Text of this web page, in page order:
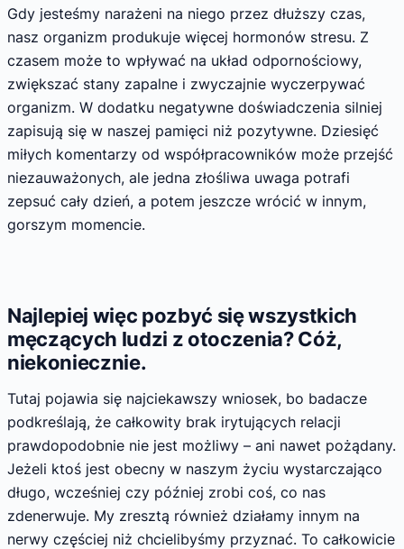
Gdy jesteśmy narażeni na niego przez dłuższy czas,
nasz organizm produkuje więcej hormonów stresu. Z
czasem może to wpływać na układ odpornościowy,
zwiększać stany zapalne i zwyczajnie wyczerpywać
organizm. W dodatku negatywne doświadczenia silniej
zapisują się w naszej pamięci niż pozytywne. Dziesięć
miłych komentarzy od współpracowników może przejść
niezauważonych, ale jedna złośliwa uwaga potrafi
zepsuć cały dzień, a potem jeszcze wrócić w innym,
gorszym momencie.
Najlepiej więc pozbyć się wszystkich
męczących ludzi z otoczenia? Cóż,
niekoniecznie.
Tutaj pojawia się najciekawszy wniosek, bo badacze
podkreślają, że całkowity brak irytujących relacji
prawdopodobnie nie jest możliwy – ani nawet pożądany.
Jeżeli ktoś jest obecny w naszym życiu wystarczająco
długo, wcześniej czy później zrobi coś, co nas
zdenerwuje. My zresztą również działamy innym na
nerwy częściej niż chcielibyśmy przyznać. To całkowicie